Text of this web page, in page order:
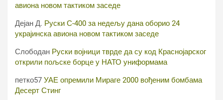
авиона новом тактиком заседе
Дејан Д. Руски С-400 за недељу дана оборио 24
украјинска авиона новом тактиком заседе
Слободан Руски војници тврде да су код Краснојарског
открили пољске борце у НАТО униформама
петко57 УАЕ опремили Мираге 2000 вођеним бомбама
Десерт Стинг